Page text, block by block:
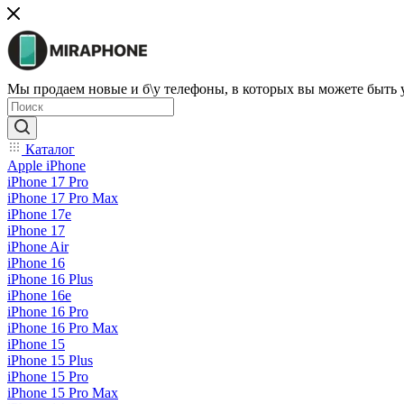
Мы продаем новые и б\у телефоны, в которых вы можете быть
Каталог
Apple iPhone
iPhone 17 Pro
iPhone 17 Pro Max
iPhone 17e
iPhone 17
iPhone Air
iPhone 16
iPhone 16 Plus
iPhone 16e
iPhone 16 Pro
iPhone 16 Pro Max
iPhone 15
iPhone 15 Plus
iPhone 15 Pro
iPhone 15 Pro Max